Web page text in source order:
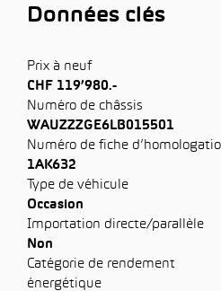
Données clés
Prix à neuf
CHF 119’980.-
Numéro de châssis
WAUZZZGE6LB015501
Numéro de fiche
1AK632
Type de véhicule
Occasion
Importation directe/parallèle
Non
Catégorie de rendement
énergétique